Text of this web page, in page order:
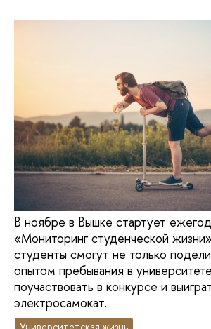
В ноябре в Вышке стартует
«Мониторинг студенческой
студенты смогут не только
опытом пребывания в
поучаствовать в конкурсе и
электросамокат.